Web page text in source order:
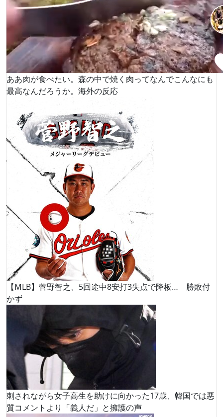
ああ肉が食べたい。森の中で焼く肉ってなんでこんなにも
最高なんだろうか。海外の反応
【MLB】菅野智之、5回途中8安打3失点で降板… 勝敗付
かず
刺されながら女子高生を助けに向かった17歳、韓国では悪
質コメントより「義人だ」と擁護の声